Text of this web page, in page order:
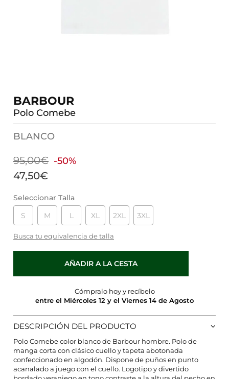
BARBOUR
Polo Comebe
BLANCO
95,00€ -50%
47,50€
Seleccionar Talla
S
M L XL 2XL 3XL
Busca tu equivalencia de talla
AÑADIR A LA CESTA
Cómpralo hoy y recíbelo
entre el Miércoles 12 y el Viernes 14 de Agosto
DESCRIPCIÓN DEL PRODUCTO
Polo Comebe color blanco de Barbour hombre. Polo de
manga corta con clásico cuello y tapeta abotonada
confeccionado en algodón. Dispone de puños en punto
acanalado a juego con el cuello. Logotipo y divertido
CONFIGURACIÓN DE COOKIES